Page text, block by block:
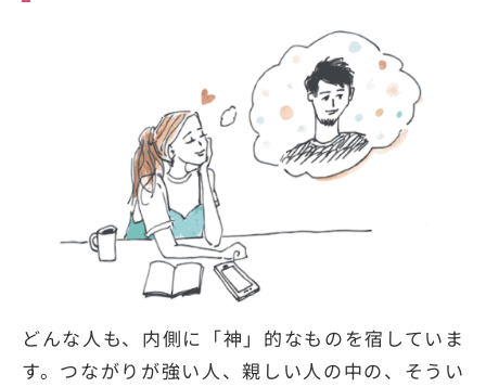
どんな人も、内側に「神」的なものを宿していま
す。つながりが強い人、親しい人の中の、そうい